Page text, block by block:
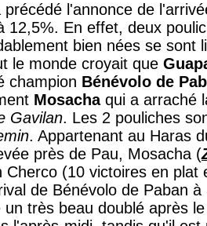
l'annonce de
12,5%. En effet, deux
bien nées se sont
le monde croyait que
champion Bénévolo de
Mosacha qui a arraché
Gavilan. Les 2 pouliches
. Appartenant au Haras
près de Pau, Mosacha (
Cherco (10 victoires en plat
de Bénévolo de Paban
un très beau doublé après